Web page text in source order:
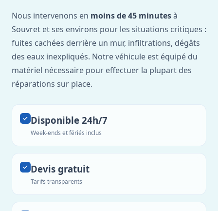
Nous intervenons en moins de 45 minutesà
Souvret et ses environs pour les situations critiques :
fuites cachées derrière un mur, infiltrations, dégâts
des eaux inexpliqués. Notre véhicule est équipé du
matériel nécessaire pour effectuer la plupart des
réparations sur place.
Disponible 24h/7
Week-ends et fériés inclus
Devis gratuit
Tarifs transparents